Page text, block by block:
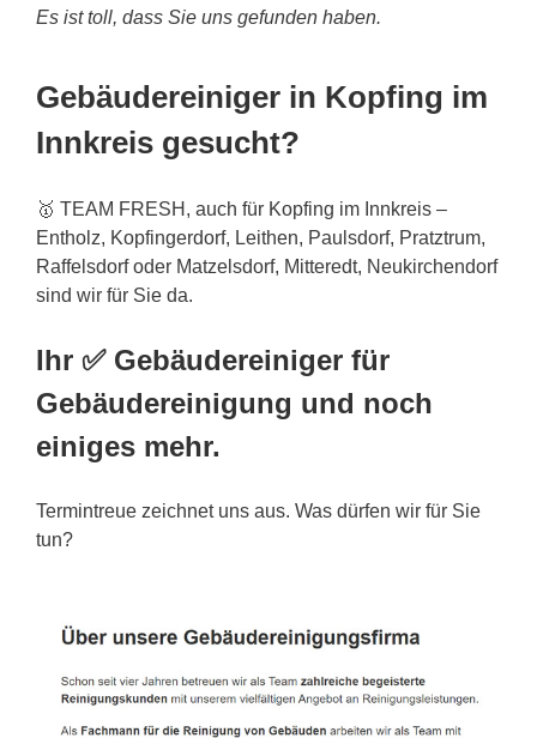
Es ist toll, dass Sie uns gefunden haben.
Gebäudereiniger in Kopfing im
Innkreis gesucht?
🥇 TEAM FRESH, auch für Kopfing im Innkreis –
Entholz, Kopfingerdorf, Leithen, Paulsdorf, Pratztrum,
Raffelsdorf oder Matzelsdorf, Mitteredt, Neukirchendorf
sind wir für Sie da.
Ihr ✅ Gebäudereiniger für
Gebäudereinigung und noch
einiges mehr.
Termintreue zeichnet uns aus. Was dürfen wir für Sie
tun?